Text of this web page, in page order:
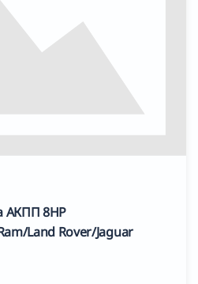
АКПП 8HP
Land Rover/Jaguar